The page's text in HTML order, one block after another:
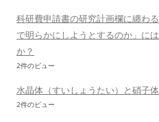
科研費申請書の研究計画欄に纏わ
で明らかにしようとするのか」に
か？
2件のビュー
水晶体（すいしょうたい）と硝子
2件のビュー